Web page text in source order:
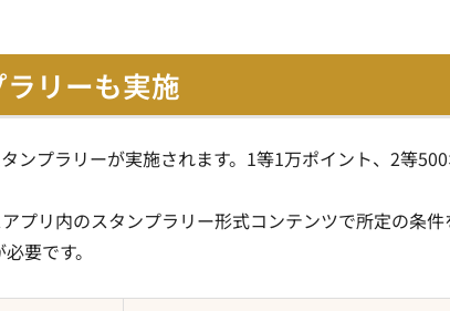
リーも実施
ンプラリーが実施されます。1等1万ポイント、2等
プリ内のスタンプラリー形式コンテンツで所定の条件
要です。